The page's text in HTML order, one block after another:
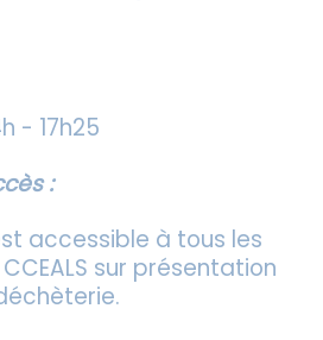
- 17h25
:
accessible à tous les
sur présentation